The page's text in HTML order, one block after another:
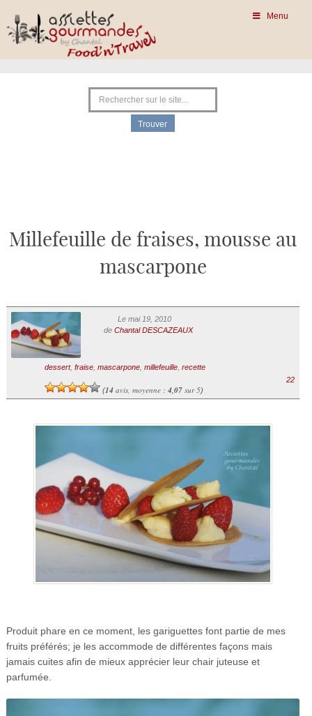
Menu
Millefeuille de fraises, mousse au
mascarpone
Le mai 19, 2010
de Chantal DESCAZEAUX
dessert, fraise, mascarpone, millefeuille, recette
(14avis, moyenne : 4,07sur 5)
22
Produit phare en ce moment, les gariguettes font partie de mes
fruits préférés; je les accommode de différentes façons mais
jamais cuites afin de mieux apprécier leur chair juteuse et
parfumée.